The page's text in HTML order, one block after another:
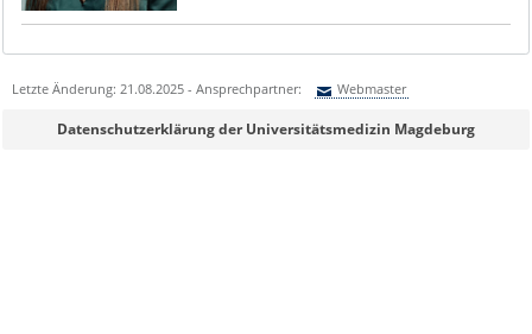
Letzte Änderung: 21.08.2025 - Ansprechpartner: Webmaster
Sie können eine Nachricht versenden an:Webmaster
Datenschutzerklärung der Universitätsmedizin Magdeburg